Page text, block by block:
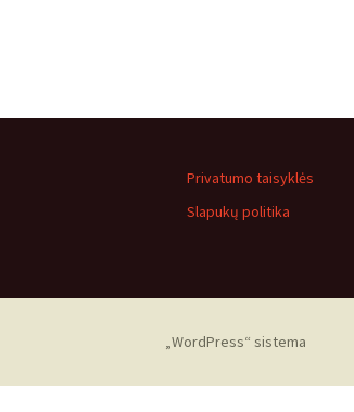
Privatumo taisyklės
Slapukų politika
„WordPress“ sistema